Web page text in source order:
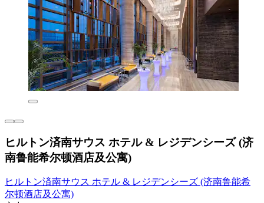
ヒルトン済南サウス ホテル & レジデンシーズ (济
南鲁能希尔顿酒店及公寓)
ヒルトン済南サウス ホテル & レジデンシーズ (济南鲁能希
尔顿酒店及公寓)